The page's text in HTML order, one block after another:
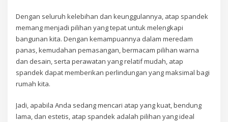
Dengan seluruh kelebihan dan keunggulannya, atap spandek
memang menjadi pilihan yang tepat untuk melengkapi
bangunan kita. Dengan kemampuannya dalam meredam
panas, kemudahan pemasangan, bermacam pilihan warna
dan desain, serta perawatan yang relatif mudah, atap
spandek dapat memberikan perlindungan yang maksimal bagi
rumah kita.
Jadi, apabila Anda sedang mencari atap yang kuat, bendung
lama, dan estetis, atap spandek adalah pilihan yang ideal